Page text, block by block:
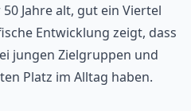
Jahre alt, gut ein Viertel
Entwicklung zeigt, dass
jungen Zielgruppen und
Platz im Alltag haben.